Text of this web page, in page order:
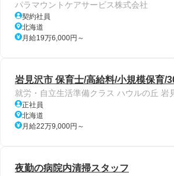
パラマウントケアサービス株式会社
契約社員
北海道
月給19万6,000円～
岩見沢市 保育士/高給料/小規模保育/
就労・自立生活準備クラス ハウルの丘 岩
正社員
北海道
月給22万9,000円～
夜勤の病院内清掃スタッフ